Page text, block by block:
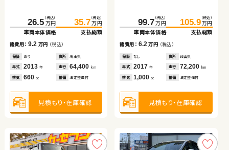
26.5 （税込）
万円
車両本体価格
35.7 （税込）
万円
支払総額
諸費用：9.2 万円 （税込）
保証 あり 住所 埼玉県
年式 2013 年 走行 64,400 km
排気 660 cc 整備 法定整備付
見積もり・在庫確認
99.7 （税込）
万円
車両本体価格
105.9 （税込）
万円
支払総額
諸費用： 6.2万円 （税込）
保証 なし 住所 岡山県
年式 2017年 走行 72,200 km
排気 1,000cc 整備 法定整備付
見積もり・在庫確認
256.6 （税込）
万円
車両本体価格
268.9 （税込）
万円
支払総額
諸費用：12.3万円（税込）
保証 あり 住所 埼玉県
年式 2018 年 走行 29,000 km
排気 2,000 整備 法定整備付
見積もり・在庫確認
153.0 （税込）
万円
車両本体価格
164.0 （税込）
万円
支払総額
諸費用： 11.0万円（税込）
保証 あり 住所 山梨県
年式 2022年 走行 17,300 km
排気 1,000cc 整備 法定整備付
見積もり・在庫確認
205.3 （税込）
万円
車両本体価格
219.5 （税込）
万円
支払総額
諸費用：14.2万円（税込）
保証 あり 住所 岩手県
年式 2020 年 走行 48,200 km
排気 2,000 整備 法定整備付
見積もり・在庫確認
174.0 （税込）
万円
車両本体価格
179.7 （税込）
万円
支払総額
諸費用： 5.7万円 （税込）
保証 あり 住所 岡山県
年式 2018年 走行 44,700 km
排気 660cc 整備 法定整備付
見積もり・在庫確認
27.7 （税込）
万円
車両本体価格
35.0 （税込）
万円
支払総額
諸費用：7.3 万円 （税込）
保証 なし 住所 大分県
年式 2012 年 走行 192,700km
排気 1,800 整備 法定整備付
見積もり・在庫確認
885.0 （税込）
万円
車両本体価格
899.7 （税込）
万円
支払総額
諸費用： 14.7万円（税込）
保証 あり 住所 福島県
年式 2025年 走行 5,700km
排気 2,500cc 整備 法定整備付
見積もり・在庫確認